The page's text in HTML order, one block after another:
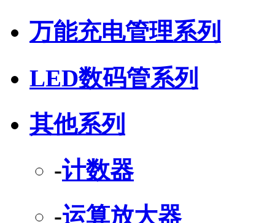
万能充电管理系列
LED数码管系列
其他系列
-计数器
-运算放大器